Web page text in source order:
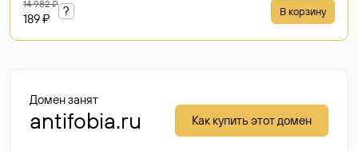
14 982 ₽
189 ₽
? В корзину
Домен занят
antifobia.ru Как купить этот домен